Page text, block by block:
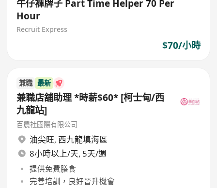
牛仔褲牌子 Part Time Helper 70 Per
Hour
Recruit Express
$70/小時
兼職 最新
兼職店舖助理 *時薪$60* [柯士甸/西
九龍站]
百農社國際有限公司
油尖旺, 西九龍填海區
8小時以上/天, 5天/週
提供免費膳食
完善培訓，良好晉升機會